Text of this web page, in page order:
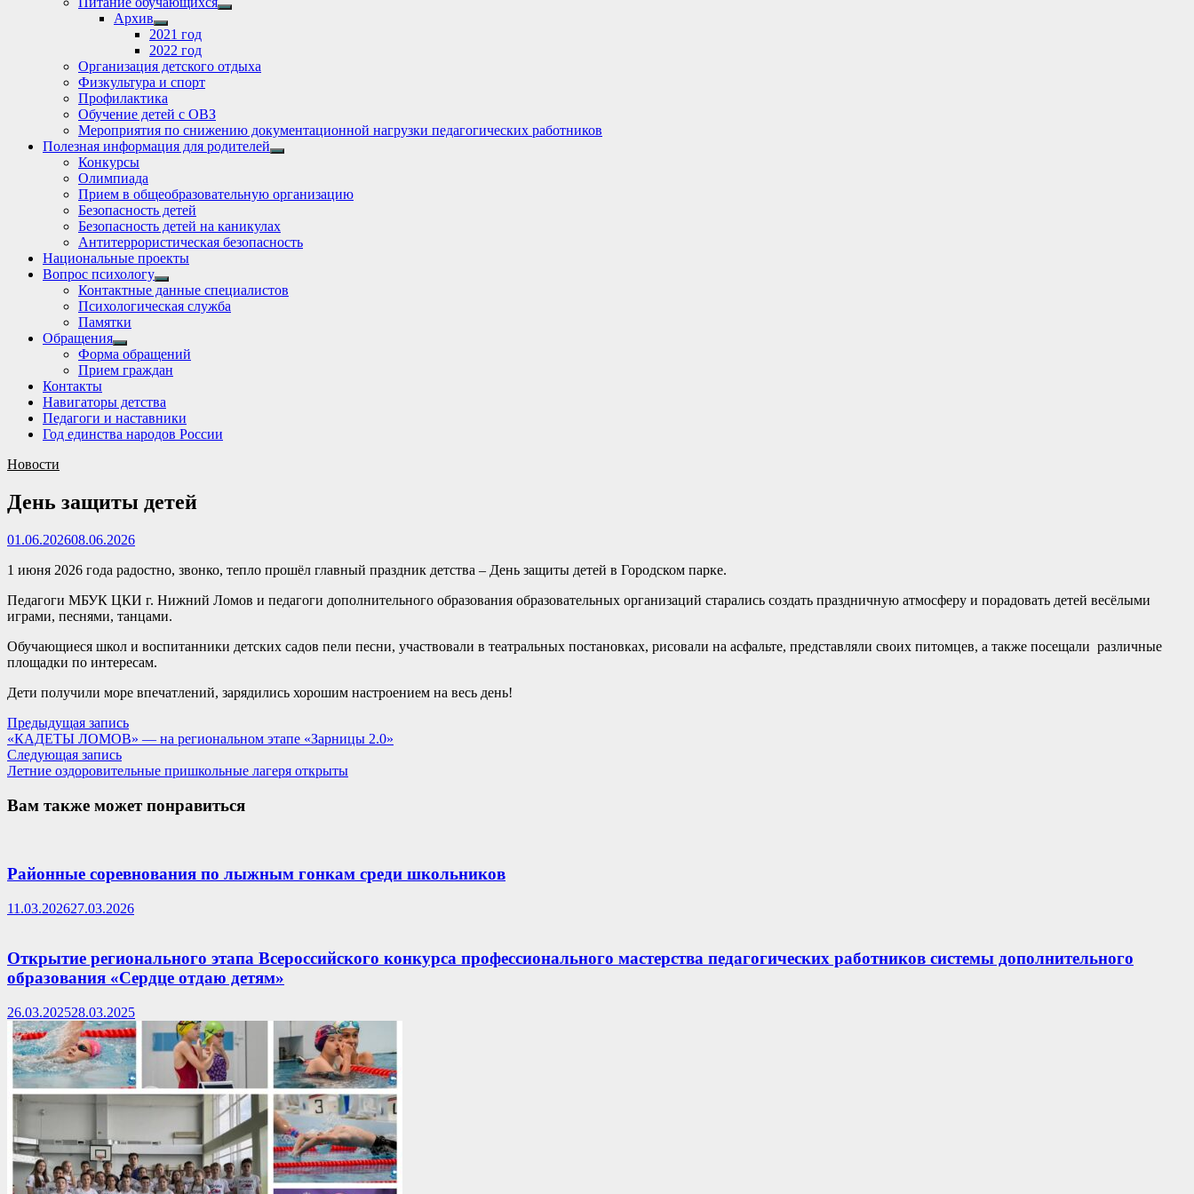
Show
Архив
Show
sub
menu
2021 год
2022 год
Организация детского отдыха
Физкультура и спорт
Профилактика
Обучение детей с ОВЗ
Мероприятия по снижению документационной нагрузки педагогических работников
Полезная информация для родителей
Show
Конкурсы
Олимпиада
Прием в общеобразовательную организацию
Безопасность детей
Безопасность детей на каникулах
Антитеррористическая безопасность
Национальные проекты
Вопрос психологу
Show
sub
menu
Контактные данные специалистов
Психологическая служба
Памятки
Обращения
Show
sub
menu
Форма обращений
Прием граждан
Контакты
Навигаторы детства
Педагоги и наставники
Год единства народов России
Новости
День защиты детей
01.06.202608.06.2026
1 июня 2026 года радостно, звонко, тепло прошёл главный праздник детства – День защиты детей в Городском парке.
Педагоги МБУК ЦКИ г. Нижний Ломов и педагоги дополнительного образования образовательных организаций старались создать праздничную атмосферу и порадовать детей весёлыми
играми, песнями, танцами.
Обучающиеся школ и воспитанники детских садов пели песни, участвовали в театральных постановках, рисовали на асфальте, представляли своих питомцев, а также посещали различные
площадки по интересам.
Дети получили море впечатлений, зарядились хорошим настроением на весь день!
Навигация
по
записям
Предыдущая записьПредыдущая
запись:
«КАДЕТЫ ЛОМОВ» — на региональном этапе «Зарницы 2.0»
Следующая записьСледующая
запись:
Летние оздоровительные пришкольные лагеря открыты
Вам также может понравиться
Районные соревнования по лыжным гонкам среди школьников
11.03.202627.03.2026
Открытие регионального этапа Всероссийского конкурса профессионального мастерства педагогических работников системы дополнительного
образования «Сердце отдаю детям»
26.03.202528.03.2025